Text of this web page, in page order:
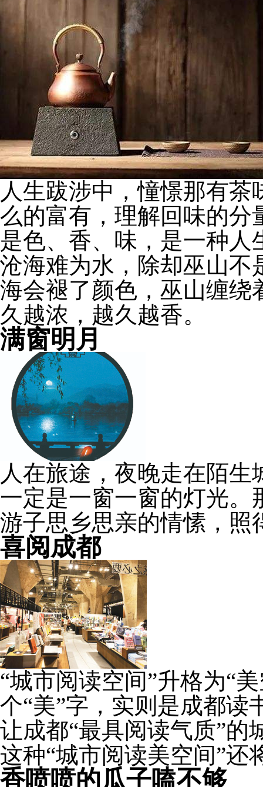
人生跋涉中，憧憬那有
么的富有，理解回味的分
是色、香、味，是一种人
沧海难为水，除却巫山不
海会褪了颜色，巫山缠绕
久越浓，越久越香。
满窗明月
人在旅途，夜晚走在陌
一定是一窗一窗的灯光。
游子思乡思亲的情愫，照
喜阅成都
“城市阅读空间”升格为“
个“美”字，实则是成都读
让成都“最具阅读气质”的
这种“城市阅读美空间”还
香喷喷的瓜子嗑不够